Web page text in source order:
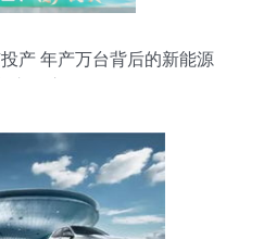
产 年产万台背后的新能源